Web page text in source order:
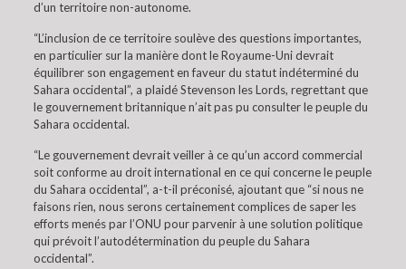
d’un territoire non-autonome.
“L’inclusion de ce territoire soulève des questions importantes,
en particulier sur la manière dont le Royaume-Uni devrait
équilibrer son engagement en faveur du statut indéterminé du
Sahara occidental”, a plaidé Stevenson les Lords, regrettant que
le gouvernement britannique n’ait pas pu consulter le peuple du
Sahara occidental.
“Le gouvernement devrait veiller à ce qu’un accord commercial
soit conforme au droit international en ce qui concerne le peuple
du Sahara occidental”, a-t-il préconisé, ajoutant que “si nous ne
faisons rien, nous serons certainement complices de saper les
efforts menés par l’ONU pour parvenir à une solution politique
qui prévoit l’autodétermination du peuple du Sahara
occidental”.